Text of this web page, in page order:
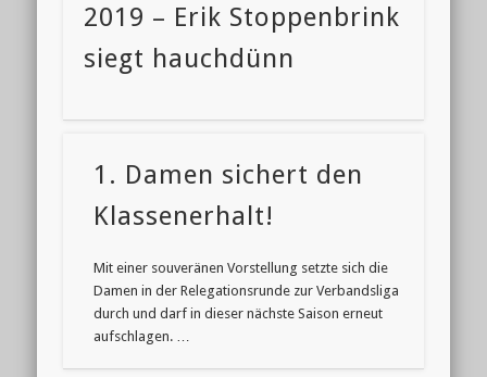
2019 – Erik Stoppenbrink
siegt hauchdünn
1. Damen sichert den
Klassenerhalt!
Mit einer souveränen Vorstellung setzte sich die
Damen in der Relegationsrunde zur Verbandsliga
durch und darf in dieser nächste Saison erneut
aufschlagen. …